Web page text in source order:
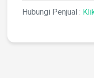
Hubungi Penjual :